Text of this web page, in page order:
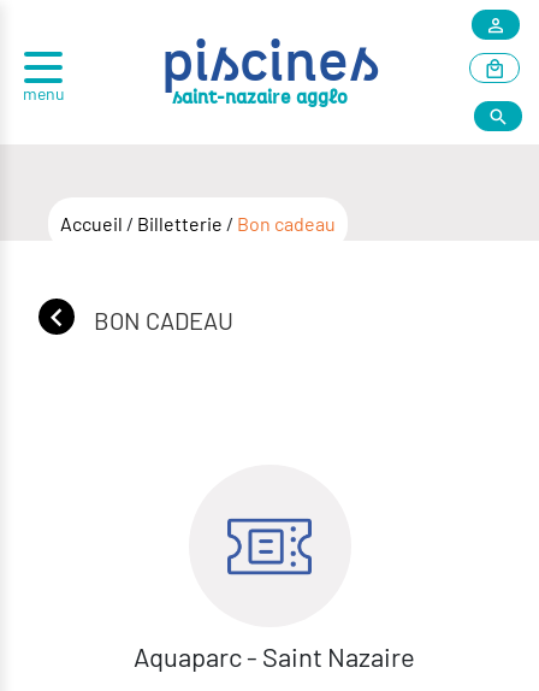
menu
piscines
saint-nazaire agglo
Accueil / Billetterie / Bon cadeau
BON CADEAU
Aquaparc - Saint Nazaire